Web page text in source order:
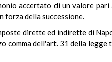
accertato di un valore
forza della successione.
dirette ed indirette di
comma dell'art. 31 della legge